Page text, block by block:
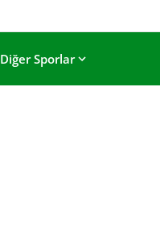
Diğer Sporlar